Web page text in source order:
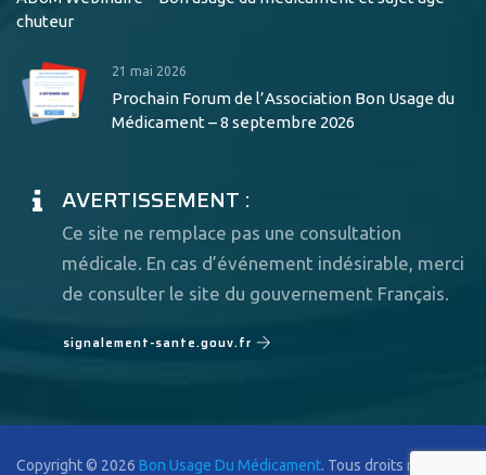
chuteur
21 mai 2026
Prochain Forum de l’Association Bon Usage du
Médicament – 8 septembre 2026
AVERTISSEMENT :
Ce site ne remplace pas une consultation
médicale. En cas d’événement indésirable, merci
de consulter le site du gouvernement Français.
signalement-sante.gouv.fr
Copyright © 2026 Bon Usage Du Médicament. Tous droits réservés.